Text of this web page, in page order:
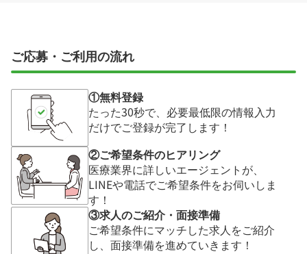
ご応募・ご利用の流れ
①無料登録
たった30秒で、必要最低限の情報入力
だけでご登録が完了します！
②ご希望条件のヒアリング
医療業界に詳しいエージェントが、
LINEや電話でご希望条件をお伺いしま
す！
③求人のご紹介・面接準備
ご希望条件にマッチした求人をご紹介
し、面接準備を進めていきます！